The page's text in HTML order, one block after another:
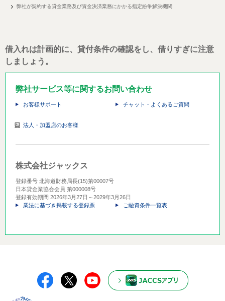
弊社サービス等に関するお問い合わせ
お客様サポート チャット・よくあるご質問
法人・加盟店のお客様
株式会社ジャックス
登録番号 北海道財務局長(15)第00007号
日本貸金業協会会員 第000008号
登録有効期間 2026年3月27日～2029年3月26日
業法に基づき掲載する登録票
ご融資条件一覧表
弊社が契約する貸金業務及び資金決済業務にかかる指定紛争解決機関
借入れは計画的に、貸付条件の確認をし、借りすぎに注意
しましょう。